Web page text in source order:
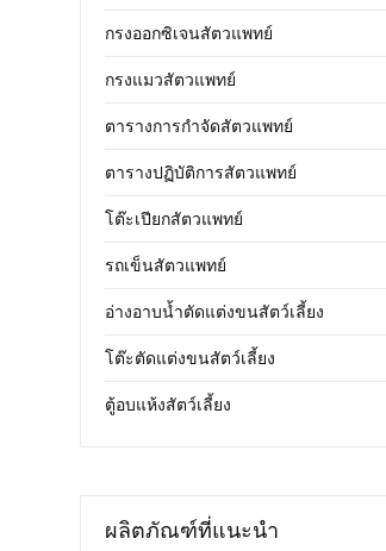
กรงออกซิเจนสัตวแพทย์
กรงแมวสัตวแพทย์
ตารางการกำจัดสัตวแพทย์
ตารางปฏิบัติการสัตวแพทย์
โต๊ะเปียกสัตวแพทย์
รถเข็นสัตวแพทย์
อ่างอาบน้ำตัดแต่งขนสัตว์เลี้ยง
โต๊ะตัดแต่งขนสัตว์เลี้ยง
ตู้อบแห้งสัตว์เลี้ยง
ผลิตภัณฑ์ที่แนะนำ